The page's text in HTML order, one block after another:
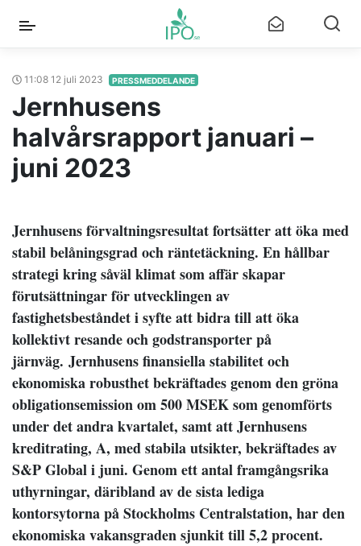
11:08 12 juli 2023 PRESSMEDDELANDE
Jernhusens
halvårsrapport januari –
juni 2023
Jernhusens förvaltningsresultat fortsätter att öka med
stabil belåningsgrad och räntetäckning. En hållbar
strategi kring såväl klimat som affär skapar
förutsättningar för utvecklingen av
fastighetsbeståndet i syfte att bidra till att öka
kollektivt resande och godstransporter på
järnväg. Jernhusens finansiella stabilitet och
ekonomiska robusthet bekräftades genom den gröna
obligationsemission om 500 MSEK som genomförts
under det andra kvartalet, samt att Jernhusens
kreditrating, A, med stabila utsikter, bekräftades av
S&P Global i juni. Genom ett antal framgångsrika
uthyrningar, däribland av de sista lediga
kontorsytorna på Stockholms Centralstation, har den
ekonomiska vakansgraden sjunkit till 5,2 procent.